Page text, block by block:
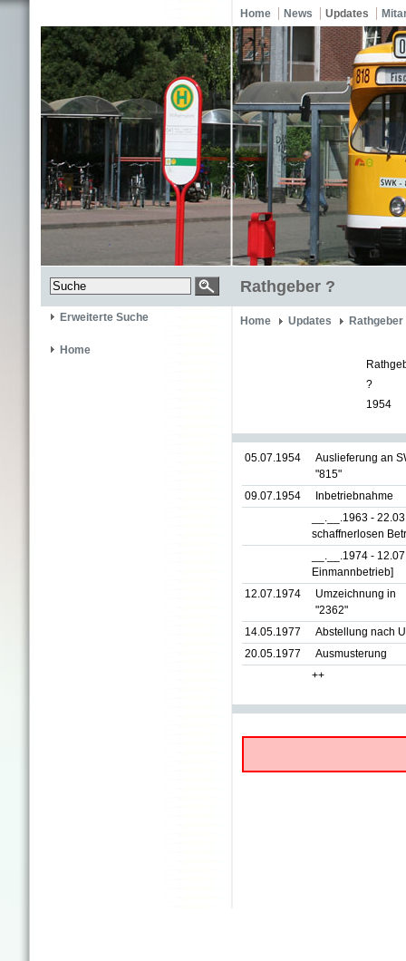
Home News Updates
Rathgeber ?
Erweiterte Suche
Home
Home Updates Rathgeber
?
1954
05.07.1954
Auslieferung an
"815"
09.07.1954
Inbetriebnahme
__.__.1963 -
schaffnerlosen
__.__.1974 -
Einmannbetrieb]
12.07.1974
Umzeichnung in
"2362"
14.05.1977
Abstellung nach
20.05.1977
Ausmusterung
++